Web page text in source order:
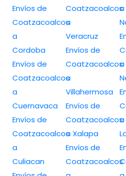
Envíos de
Coatzacoalcos
a
Cordoba
Envíos de
Coatzacoalcos
a
Cuernavaca
Envíos de
Coatzacoalcos
a
Culiacan
Coatzacoalcos
a
Veracruz
Envíos de
Coatzacoalcos
a
Villahermosa
Envíos de
Coatzacoalcos
a Xalapa
Envíos de
Coatzacoalcos
a
a
a